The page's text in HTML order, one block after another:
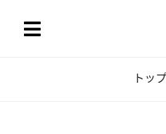
トップ